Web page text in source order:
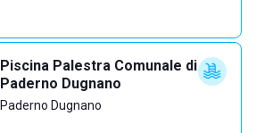
Piscina Palestra Comunale di
Paderno Dugnano
Paderno Dugnano